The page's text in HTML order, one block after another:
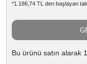
*1.186,74 TL den başlayan
Bu ürünü satın alarak